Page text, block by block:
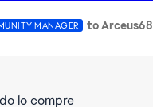
MANAGER to
lo compre